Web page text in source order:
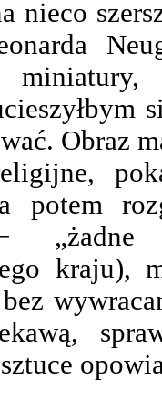
nieco
Obraz
potem
„żadne
kraju),
bez